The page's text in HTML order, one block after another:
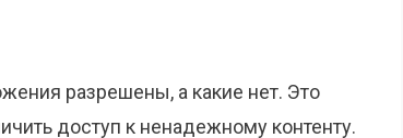
разрешены, а какие нет. Это
доступ к ненадежному контенту.